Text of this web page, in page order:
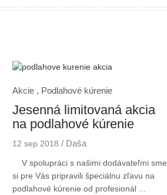
Akcie , Podlahové kúrenie
Jesenná limitovaná akcia
na podlahové kúrenie
12 sep 2018 / Daša
V spolupráci s našimi dodávateľmi sme
si pre Vás pripravili špeciálnu zľavu na
podlahové kúrenie od profesionál ...